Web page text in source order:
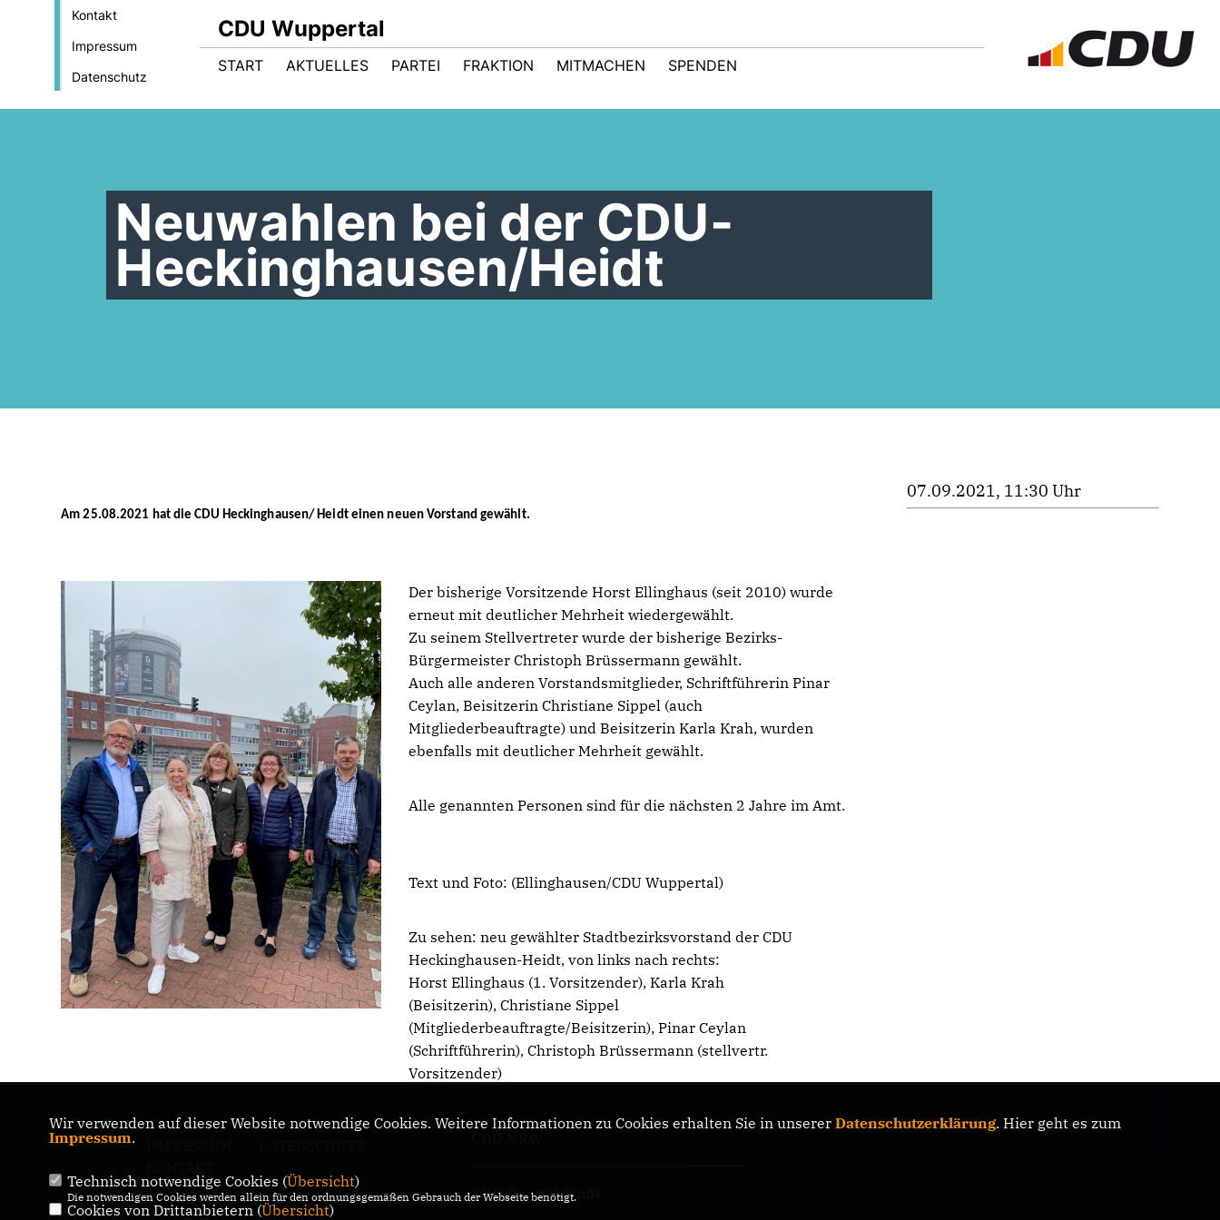
Kontakt
Impressum
Datenschutz
CDU Wuppertal
START AKTUELLES PARTEI FRAKTION MITMACHEN SPENDEN
Neuwahlen bei der CDU-
Heckinghausen/Heidt
Am 25.08.2021 hat die CDU Heckinghausen/ Heidt einen neuen Vorstand gewählt.
Der bisherige Vorsitzende Horst Ellinghaus (seit 2010) wurde
erneut mit deutlicher Mehrheit wiedergewählt.
Zu seinem Stellvertreter wurde der bisherige Bezirks-
Bürgermeister Christoph Brüssermann gewählt.
Auch alle anderen Vorstandsmitglieder, Schriftführerin Pinar
Ceylan, Beisitzerin Christiane Sippel (auch
Mitgliederbeauftragte) und Beisitzerin Karla Krah, wurden
ebenfalls mit deutlicher Mehrheit gewählt.
Alle genannten Personen sind für die nächsten 2 Jahre im Amt.
Text und Foto: (Ellinghausen/CDU Wuppertal)
Zu sehen: neu gewählter Stadtbezirksvorstand der CDU
Heckinghausen-Heidt,von links nach rechts:
Horst Ellinghaus (1. Vorsitzender), Karla Krah
(Beisitzerin),Christiane Sippel
(Mitgliederbeauftragte/Beisitzerin), Pinar Ceylan
(Schriftführerin), Christoph Brüssermann (stellvertr.
Vorsitzender)
07.09.2021, 11:30 Uhr
CDU Deutschlands
Wir verwenden auf dieser Website notwendige Cookies. Weitere Informationen zu Cookies erhalten Sie in unserer Datenschutzerklärung. Hier geht es zum
Impressum.
Technisch notwendige Cookies (Übersicht)
Die notwendigen Cookies werden allein für den ordnungsgemäßen Gebrauch der Webseite benötigt.
Cookies von Drittanbietern (Übersicht)